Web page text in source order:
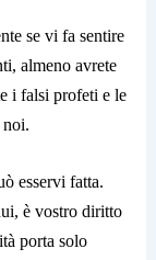
se vi fa sentire
almeno avrete
i falsi profeti e le
noi.
esservi fatta.
è vostro diritto
porta solo